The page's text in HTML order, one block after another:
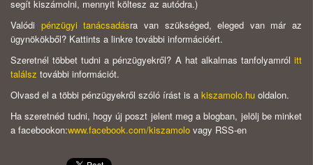
segít kiszámolni, mennyit költesz az autódra.)
Valódi pénzügyi tanácsadásra van szükséged, eleged van már az
ügynökökből? Kattints a linkre további információért.
Szeretnél többet tudni a pénzügyekről? A hat alkalmas tanfolyamról itt
találsz további információt.
Olvasd el a többi pénzügyekről szóló írást is a kiszamolo.hu oldalon.
Ha szeretnéd tudni, hogy új poszt jelent meg a blogban, jelölj be minket
a facebookon:www.facebook.com/kiszamolo vagy RSS-en